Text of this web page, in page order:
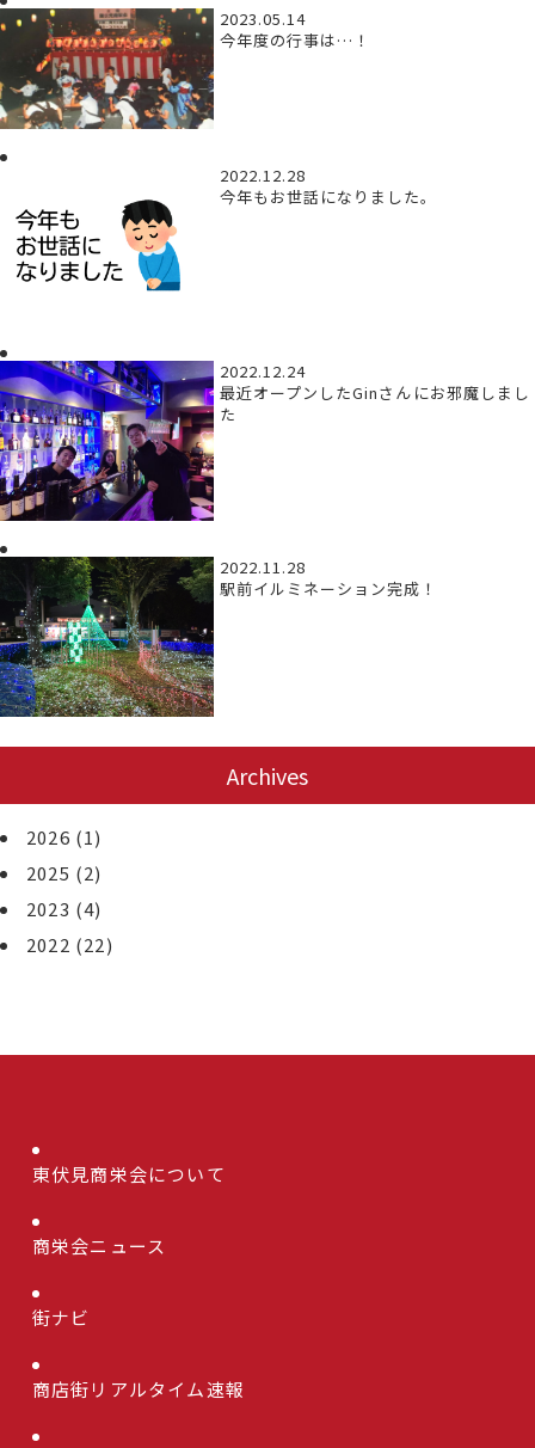
2023.05.14
今年度の行事は…！
2022.12.28
今年もお世話になりました。
2022.12.24
最近オープンしたGinさんにお邪魔しまし
た
2022.11.28
駅前イルミネーション完成！
Archives
2026 (1)
2025 (2)
2023 (4)
2022 (22)
東伏見商栄会について
商栄会ニュース
街ナビ
商店街リアルタイム速報